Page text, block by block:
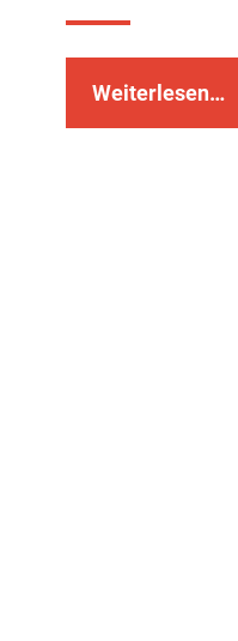
Weiterlesen…